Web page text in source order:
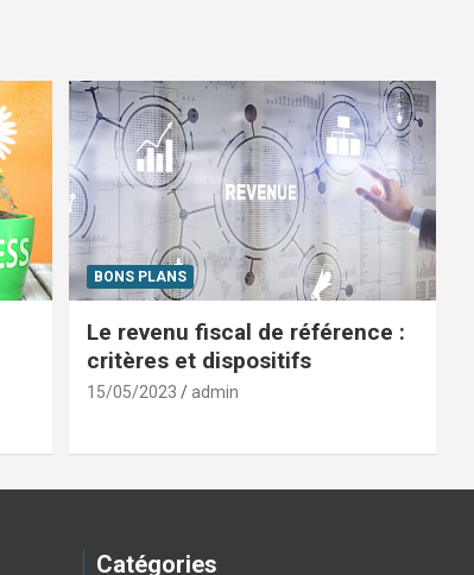
BONS PLANS
Le revenu fiscal de référence :
critères et dispositifs
15/05/2023 admin
Catégories